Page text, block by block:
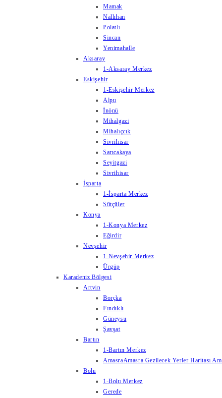
Mamak
Nallıhan
Polatlı
Sincan
Yenimahalle
Aksaray
1-Aksaray Merkez
Eskişehir
1-Eskişehir Merkez
Alpu
İnönü
Mihalgazi
Mihalıçcık
Sivrihisar
Sarıcakaya
Seyitgazi
Sivrihisar
İsparta
1-İsparta Merkez
Sütçüler
Konya
1-Konya Merkez
Eğirdir
Nevşehir
1-Nevşehir Merkez
Ürgüp
Karadeniz Bölgesi
Artvin
Borçka
Fındıklı
Güneysu
Şavşat
Bartın
1-Bartın Merkez
AmasraAmasra Gezilecek Yerler Haritası
Bolu
1-Bolu Merkez
Gerede